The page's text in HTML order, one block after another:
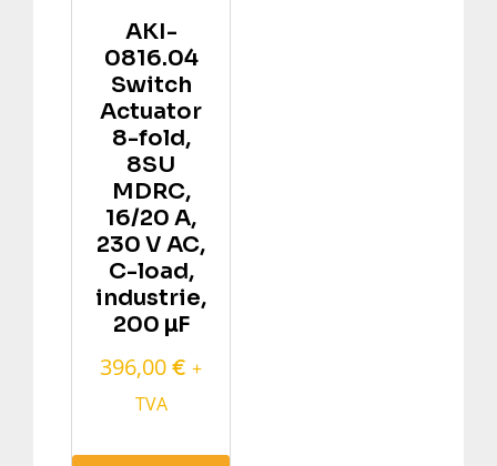
AKI-
0816.04
Switch
Actuator
8-fold,
8SU
MDRC,
16/20 A,
230 V AC,
C-load,
industrie,
200 μF
396,00 € +
TVA